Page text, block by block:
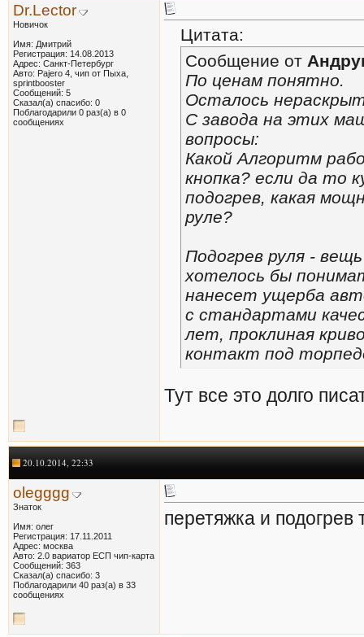
Dr.Lector
Новичок
Имя: Дмитрий
Регистрация: 14.08.2013
Адрес: Санкт-Петербург
Авто: Pajero 4, чип от Пыха,
sprintbooster
Сообщений: 5
Сказал(а) спасибо: 0
Поблагодарили 0 раз(а) в 0
сообщениях
Цитата:
Сообщение от
По ценам понятно.
Осталось
С завода на этих
вопросы:
Какой Алгоритм
кнопка? если да то
подогрев, какая
руле?
Подогрев руля -
хотелось бы
нанесет ущерба
с стандартами
лет, проклиная
контакт под
Тут все это долго
20.10.2014, 22:33
olegggg
Знаток
Имя: олег
Регистрация: 17.11.2011
Адрес: москва
Авто: 2.0 вариатор ЕСП чип-карта
Сообщений: 363
Сказал(а) спасибо: 3
Поблагодарили 40 раз(а) в 33
сообщениях
перетяжка и подогрев